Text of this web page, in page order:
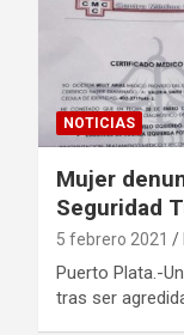
NOTICIAS
Mujer
Seguridad
5 febrero 2021
Puerto Plata.-
tras ser